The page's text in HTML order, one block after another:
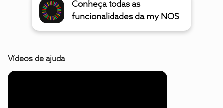
Conheça todas as
funcionalidades da my NOS
Vídeos de ajuda